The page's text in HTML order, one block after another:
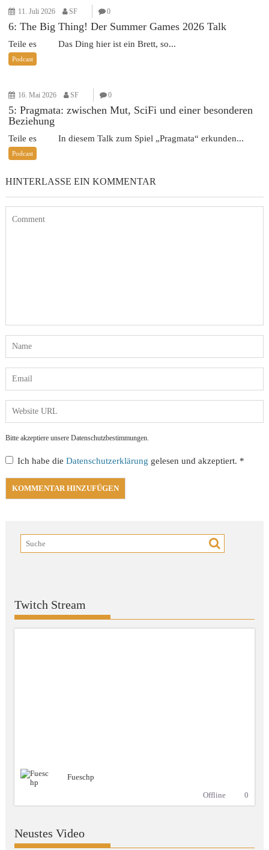
11. Juli 2026 SF 0
6: The Big Thing! Der Summer Games 2026 Talk
Teile es Das Ding hier ist ein Brett, so...
Podcast
16. Mai 2026 SF 0
5: Pragmata: zwischen Mut, SciFi und einer besonderen
Beziehung
Teile es In diesem Talk zum Spiel „Pragmata“ erkunden...
Podcast
HINTERLASSE EIN KOMMENTAR
Bitte akzeptiere unsere Datenschutzbestimmungen.
Ich habe dieDatenschutzerklärung gelesen und akzeptiert. *
Twitch Stream
Fueschp
Offline
0
Neustes Video